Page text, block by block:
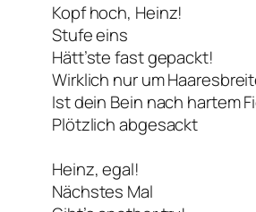
Kopf hoch, Heinz!
Stufe eins
Hätt’ste fast gepackt!
Wirklich nur um
Ist dein Bein nach hartem
Plötzlich abgesackt
Heinz, egal!
Nächstes Mal